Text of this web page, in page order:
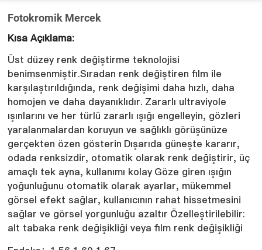
Fotokromik Mercek
Kısa Açıklama:
Üst düzey renk değiştirme teknolojisi
benimsenmiştir.Sıradan renk değiştiren film ile
karşılaştırıldığında, renk değişimi daha hızlı, daha
homojen ve daha dayanıklıdır. Zararlı ultraviyole
ışınlarını ve her türlü zararlı ışığı engelleyin, gözleri
yaralanmalardan koruyun ve sağlıklı görüşünüze
gerçekten özen gösterin Dışarıda güneşte kararır,
odada renksizdir, otomatik olarak renk değiştirir, üç
amaçlı tek ayna, kullanımı kolay Göze giren ışığın
yoğunluğunu otomatik olarak ayarlar, mükemmel
görsel efekt sağlar, kullanıcının rahat hissetmesini
sağlar ve görsel yorgunluğu azaltır Özelleştirilebilir:
alt tabaka renk değişikliği veya film renk değişikliği